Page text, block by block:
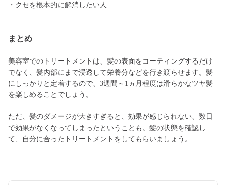
・クセを根本的に解消したい人
まとめ
美容室でのトリートメントは、髪の表面をコーティングするだけ
でなく、髪内部にまで浸透して栄養分などを行き渡らせます。髪
にしっかりと定着するので、3週間～1ヵ月程度は滑らかなツヤ髪
を楽しめることでしょう。
ただ、髪のダメージが大きすぎると、効果が感じられない、数日
で効果がなくなってしまったということも。髪の状態を確認し
て、自分に合ったトリートメントをしてもらいましょう。